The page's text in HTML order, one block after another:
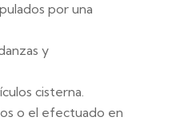
por una
y
cisterna.
o el efectuado en